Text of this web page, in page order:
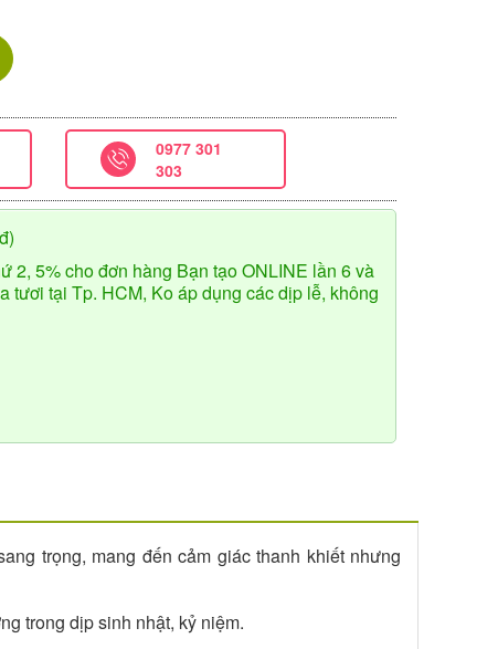
0977 301
303
2, 5% cho đơn hàng Bạn tạo ONLINE lần 6 và
tươi tại Tp. HCM, Ko áp dụng các dịp lễ, không
trọng, mang đến cảm giác thanh khiết nhưng
trong dịp sinh nhật, kỷ niệm.